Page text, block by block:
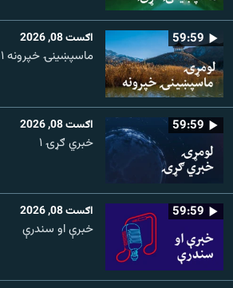
59:59 اګست 08, 2026
ماسپښينۍ خپرونه ۱
59:59 اګست 08, 2026
خبري ګړۍ ۱
59:59 اګست 08, 2026
خبرې او سندرې